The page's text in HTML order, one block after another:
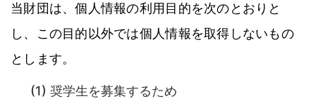
当財団は、個人情報の利用目的を次のとおりと
し、この目的以外では個人情報を取得しないもの
とします。
奨学生を募集するため